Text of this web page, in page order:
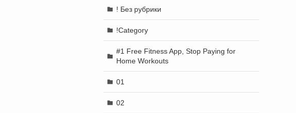
! Без рубрики
!Category
#1 Free Fitness App, Stop Paying for
Home Workouts
01
02